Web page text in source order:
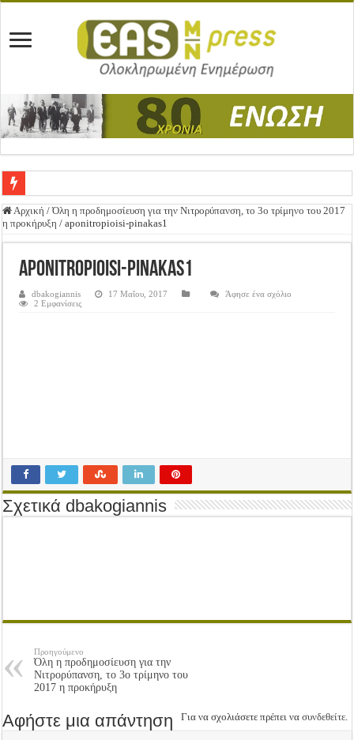
Ένωση Μεσολογγίου: Συγχαρητήρια Επιστολή προς Δήμο Μεσολογγίου
ΕΝΩΣΗ ΜΕΣΟΛΟΓΓΙΟΥ: ΕΚΛΟΓΙΚΗ ΓΕΝΙΚΗ ΣΥΝΕΛΕΥΣΗ
Ανακοίνωση: Επιστροφή ΦΠΑ
Αρχική / Όλη η προδημοσίευση για την Νιτρορύπανση, το 3ο τρίμηνο του 2017
η προκήρυξη / aponitropioisi-pinakas1
aponitropioisi-pinakas1
dbakogiannis 17 Μαΐου, 2017
Άφησε ένα σχόλιο
2 Εμφανίσεις
Σχετικά dbakogiannis
Προηγούμενο
Όλη η προδημοσίευση για την
Νιτρορύπανση, το 3ο τρίμηνο του
2017 η προκήρυξη
Αφήστε μια απάντηση Για να σχολιάσετε πρέπει νασυνδεθείτε.